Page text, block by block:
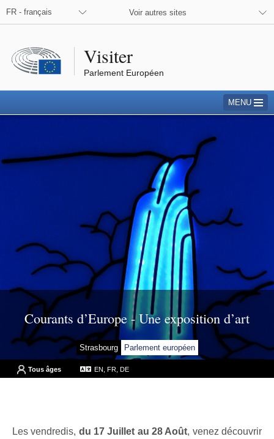
FR - français Voir autres sites
Visiter
Parlement Européen
MENU
Courants d’Europe - Une exposition d’art
Courants d’Europe - Une exposition d’art
Strasbourg Parlement européen
Tous âges
pendant l’activité
EN, FR, DE
Les vendredis, du 17 Juillet au 28 Août, venez découvrir